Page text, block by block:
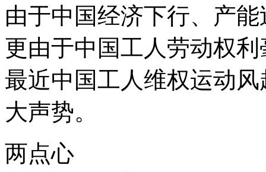
由于中国经济下行、产
更由于中国工人劳动权
最近中国工人维权运动
大声势。
两点心